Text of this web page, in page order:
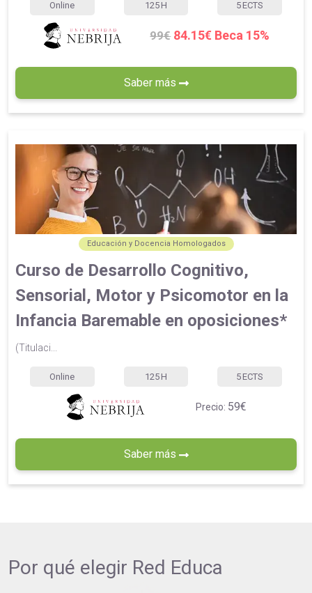
Online 125 H 5 ECTS
99€ 84.15€ Beca 15%
Saber más
Educación y Docencia Homologados
Curso de Desarrollo Cognitivo,
Sensorial, Motor y Psicomotor en la
Infancia Baremable en oposiciones*
(Titulaci...
Online 125 H 5 ECTS
Precio: 59€
Saber más
Por qué elegir Red Educa